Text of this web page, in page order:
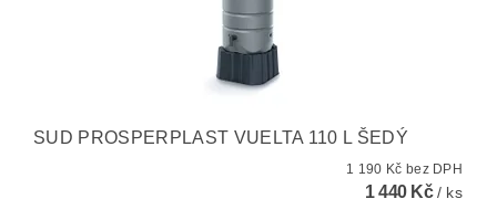
SUD PROSPERPLAST VUELTA 110 L ŠEDÝ
1 190 Kč bez DPH
1 440 Kč/ ks